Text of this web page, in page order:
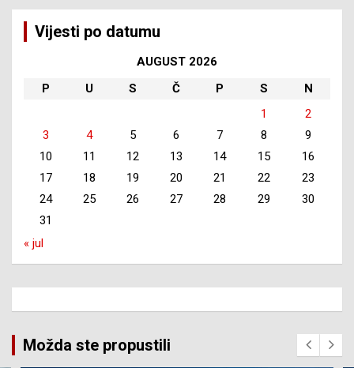
Vijesti po datumu
AUGUST 2026
P
U S Č P S
N
1
2
3
4 5 6 7 8
9
10
11 12 13 14 15
16
17
18 19 20 21 22
23
24
25 26 27 28 29
30
31
« jul
Možda ste propustili